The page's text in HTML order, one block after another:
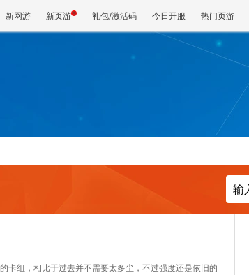
新网游 新页游 礼包/激活码 今日开服 热门页游
天堂
王权与自由
卡组，相比于过去并不需要太多尘，不过强度还是依旧的